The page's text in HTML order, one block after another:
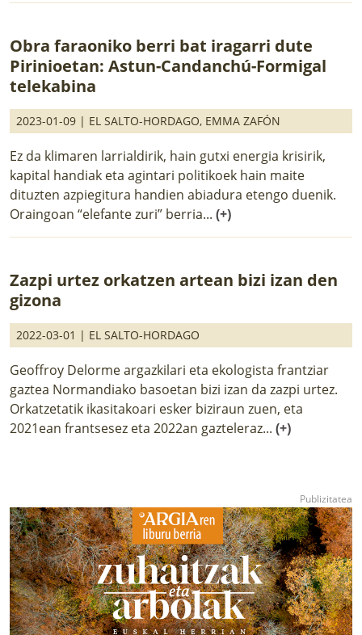
Obra faraoniko berri bat iragarri dute
Pirinioetan: Astun-Candanchú-Formigal
telekabina
2023-01-09 | EL SALTO-HORDAGO, EMMA ZAFÓN
Ez da klimaren larrialdirik, hain gutxi energia krisirik,
kapital handiak eta agintari politikoek hain maite
dituzten azpiegitura handien abiadura etengo duenik.
Oraingoan “elefante zuri” berria... (+)
Zazpi urtez orkatzen artean bizi izan den
gizona
2022-03-01 | EL SALTO-HORDAGO
Geoffroy Delorme argazkilari eta ekologista frantziar
gaztea Normandiako basoetan bizi izan da zazpi urtez.
Orkatzetatik ikasitakoari esker biziraun zuen, eta
2021ean frantsesez eta 2022an gazteleraz... (+)